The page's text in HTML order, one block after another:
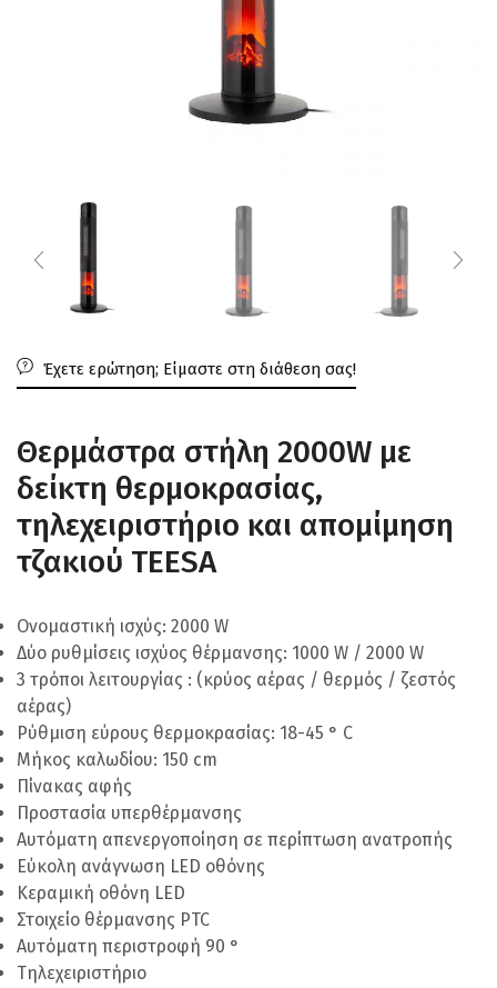
Έχετε ερώτηση; Είμαστε στη διάθεση σας!
Θερμάστρα στήλη 2000W με
δείκτη θερμοκρασίας,
τηλεχειριστήριο και απομίμηση
τζακιού TEESA
Ονομαστική ισχύς: 2000 W
Δύο ρυθμίσεις ισχύος θέρμανσης: 1000 W / 2000 W
3 τρόποι λειτουργίας : (κρύος αέρας / θερμός / ζεστός
αέρας)
Ρύθμιση εύρους θερμοκρασίας: 18-45 ° C
Μήκος καλωδίου: 150 cm
Πίνακας αφής
Προστασία υπερθέρμανσης
Αυτόματη απενεργοποίηση σε περίπτωση ανατροπής
Εύκολη ανάγνωση LED οθόνης
Κεραμική οθόνη LED
Στοιχείο θέρμανσης PTC
Αυτόματη περιστροφή 90 °
Τηλεχειριστήριο